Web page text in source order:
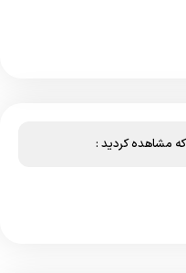
مشاهده کردید :